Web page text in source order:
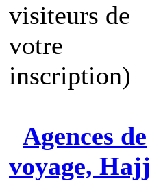
visiteurs de
votre
inscription)
Agences de
voyage, Hajj